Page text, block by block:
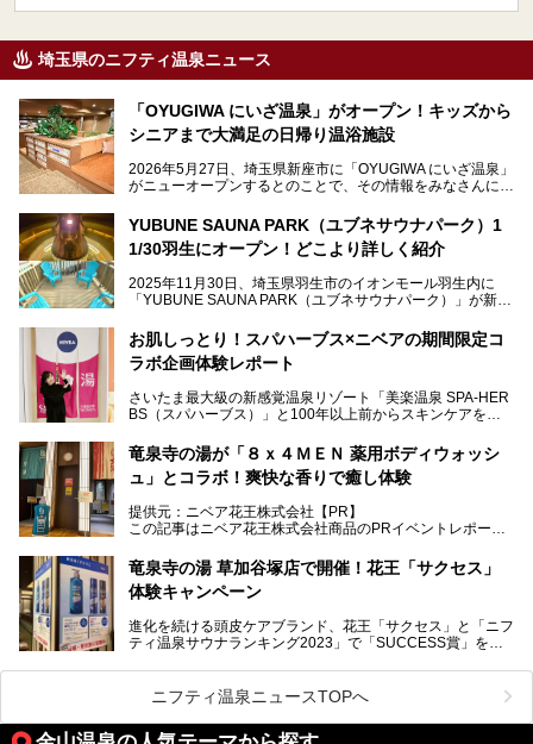
埼玉県のニフティ温泉ニュース
「OYUGIWA にいざ温泉」がオープン！キッズから
シニアまで大満足の日帰り温浴施設
2026年5月27日、埼玉県新座市に「OYUGIWA にいざ温泉」
がニューオープンするとのことで、その情報をみなさんにい
メインとなる黒湯の天然温泉や本格的なサウナをはじめ、4
種類のリラックスルームやお食事処、他施設とは一線を画す
てきました！
YUBUNE SAUNA PARK（ユブネサウナパーク）1
1/30羽生にオープン！どこより詳しく紹介
2025年11月30日、埼玉県羽生市のイオンモール羽生内に
「YUBUNE SAUNA PARK（ユブネサウナパーク）」が新規
今年の4月1日から楽久屋グループの一員となった「湯舞音
（ユブネ）」が新ブランド「YUBUNE SAUNA PARK」を立
湯舞音らしいサウナにこだわった遊び心満点の"銭湯×屋外サ
ウナ"施設で、男女別のお風呂のほか、水着やサウナ着で楽
ど、ユニークなポイントがいっぱい！
オープン前取材に行ってきましたので、早速どこより詳しく
紹介しちゃいます！
お肌しっとり！スパハーブス×ニベアの期間限定コ
ラボ企画体験レポート
さいたま最大級の新感覚温泉リゾート「美楽温泉 SPA-HER
BS（スパハーブス）」と100年以上前からスキンケアを考
読者モデルやインスタグラマーとして活躍している、美容＆
スパ大好きの畑瀬愛さんと取材してきました。
提供元：ニベア花王株式会社【PR】
この記事はニベア花王株式会社商品のPRイベントレポート
竜泉寺の湯が「８ｘ４ＭＥＮ 薬用ボディウォッシ
ュ」とコラボ！爽快な香りで癒し体験
提供元：ニベア花王株式会社【PR】
この記事はニベア花王株式会社商品のPRイベントレポート
ーーー
注目のボディウォッシュアイテム「８ｘ４ＭＥＮ 薬用ボデ
全国総合2位にランクインした人気温浴施設「竜泉寺の湯 草
加谷塚店」がコラボイベントを期間限定で開催中ということ
気になるその内容をチェックしてきました！
竜泉寺の湯 草加谷塚店で開催！花王「サクセス」
体験キャンペーン
進化を続ける頭皮ケアブランド、花王「サクセス」と「ニフ
ティ温泉サウナランキング2023」で「SUCCESS賞」を獲
ベントを開催。
早速訪問し、気になるその内容を取材してきました！
ニフティ温泉ニュースTOPへ